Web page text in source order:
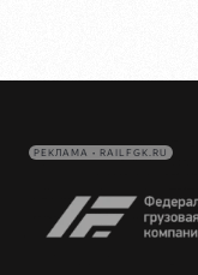
РЕКЛАМА • RAILFGK.RU